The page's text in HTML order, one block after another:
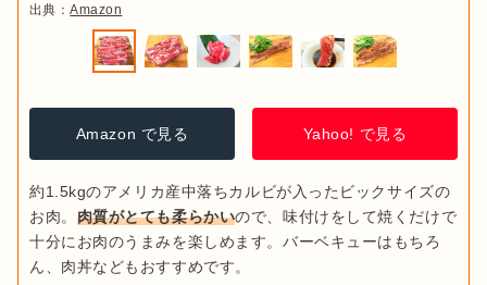
出典：Amazon
Amazon で見る Yahoo! で見る
約1.5kgのアメリカ産中落ちカルビが入ったビックサイズの
お肉。 肉質がとても柔らかいので、味付けをして焼くだけで
十分にお肉のうまみを楽しめます。バーベキューはもちろ